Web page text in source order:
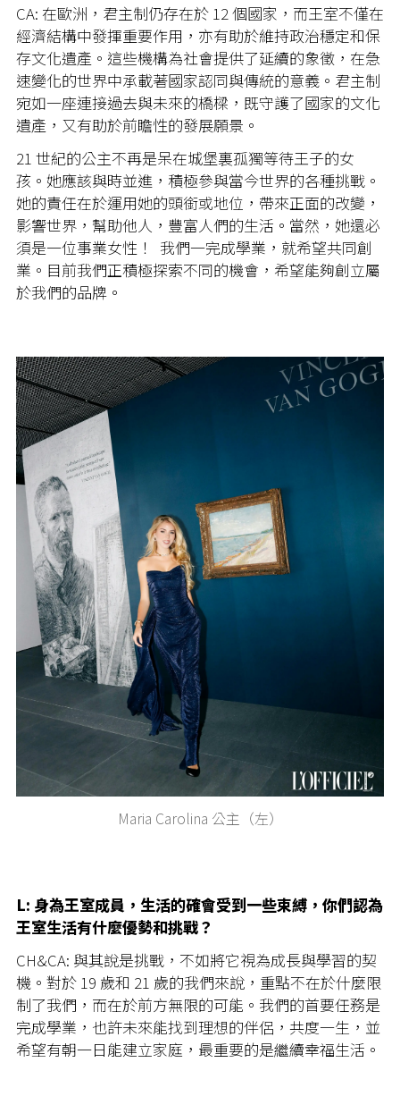
CA: 在歐洲，君主制仍存在於 12 個國家，而王室不僅在
經濟結構中發揮重要作用，亦有助於維持政治穩定和保
存文化遺產。這些機構為社會提供了延續的象徵，在急
速變化的世界中承載著國家認同與傳統的意義。君主制
宛如一座連接過去與未來的橋樑，既守護了國家的文化
遺產，又有助於前瞻性的發展願景。
21 世紀的公主不再是呆在城堡裏孤獨等待王子的女
孩。她應該與時並進，積極參與當今世界的各種挑戰。
她的責任在於運用她的頭銜或地位，帶來正面的改變，
影響世界，幫助他人，豐富人們的生活。當然，她還必
須是一位事業女性！ 我們一完成學業，就希望共同創
業。目前我們正積極探索不同的機會，希望能夠創立屬
於我們的品牌。
Maria Carolina 公主（左）
L: 身為王室成員，生活的確會受到一些束縛，你們認為
王室生活有什麼優勢和挑戰？
CH&CA: 與其說是挑戰，不如將它視為成長與學習的契
機。對於 19 歲和 21 歲的我們來說，重點不在於什麼限
制了我們，而在於前方無限的可能。我們的首要任務是
完成學業，也許未來能找到理想的伴侶，共度一生，並
希望有朝一日能建立家庭，最重要的是繼續幸福生活。